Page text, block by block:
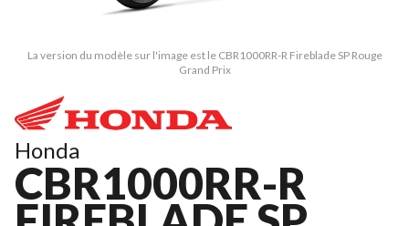
La version du modèle sur l'image est le CBR1000RR-R Fireblade SP Rouge
Grand Prix
Honda
CBR1000RR-R